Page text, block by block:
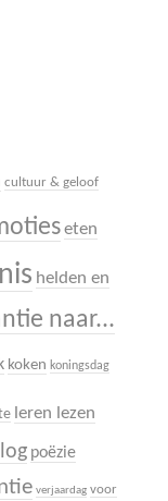
cultuur & geloof
eten
helden en
naar...
koken koningsdag
leren lezen
poëzie
verjaardag voor